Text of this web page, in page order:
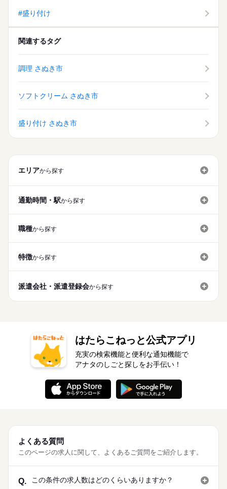
#盛り付け
関連するタグ
調理 さぬき市
ソフトクリーム さぬき市
盛り付け さぬき市
エリアから探す
通勤時間・駅から探す
職種から探す
特徴から探す
派遣会社・派遣登録会から探す
はたらこねっと公式アプリ
充実の検索機能と便利な通知機能で
アナタのしごと探しをお手伝い！
よくある質問
このページの求人に関して、よくあるご質問をご紹介します。
Q. この条件の求人数はどのくらいありますか？